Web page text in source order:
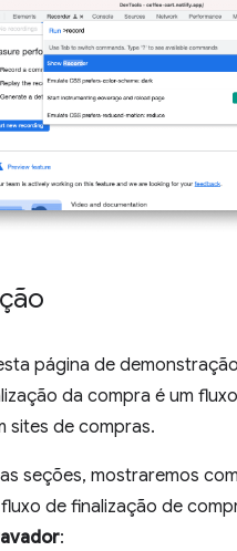
página de
da compra é um
sites de compras.
seções, mostraremos
de finalização de
: